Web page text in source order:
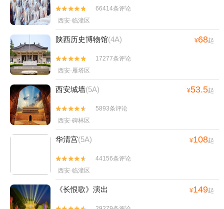


66414条评论
西安·临潼区
陕西历史博物馆(4A) ¥68起


17277条评论
西安·雁塔区
西安城墙(5A) ¥53.5起


5893条评论
西安·碑林区
华清宫(5A) ¥108起


44156条评论
西安·临潼区
《长恨歌》演出 ¥149起